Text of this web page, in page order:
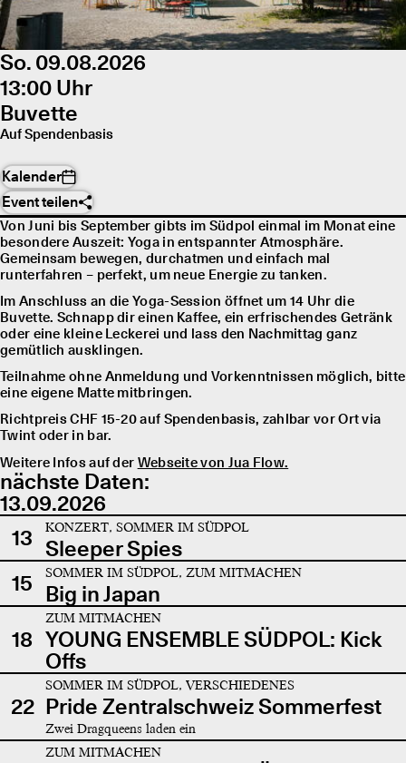
So. 09.08.2026
13:00 Uhr
Buvette
Auf Spendenbasis
Kalender
Event teilen
Von Juni bis September gibts im Südpol einmal im Monat eine
besondere Auszeit: Yoga in entspannter Atmosphäre.
Gemeinsam bewegen, durchatmen und einfach mal
runterfahren – perfekt, um neue Energie zu tanken.
Im Anschluss an die Yoga-Session öffnet um 14 Uhr die
Buvette. Schnapp dir einen Kaffee, ein erfrischendes Getränk
oder eine kleine Leckerei und lass den Nachmittag ganz
gemütlich ausklingen.
Teilnahme ohne Anmeldung und Vorkenntnissen möglich, bitte
eine eigene Matte mitbringen.
Richtpreis CHF 15-20 auf Spendenbasis, zahlbar vor Ort via
Twint oder in bar.
Weitere Infos auf der Webseite von Jua Flow.
nächste Daten:
13.09.2026
13
KONZERT, SOMMER IM SÜDPOL
Sleeper Spies
15
SOMMER IM SÜDPOL, ZUM MITMACHEN
Big in Japan
18
ZUM MITMACHEN
YOUNG ENSEMBLE SÜDPOL: Kick
Offs
22
SOMMER IM SÜDPOL, VERSCHIEDENES
Pride Zentralschweiz Sommerfest
Zwei Dragqueens laden ein
ZUM MITMACHEN